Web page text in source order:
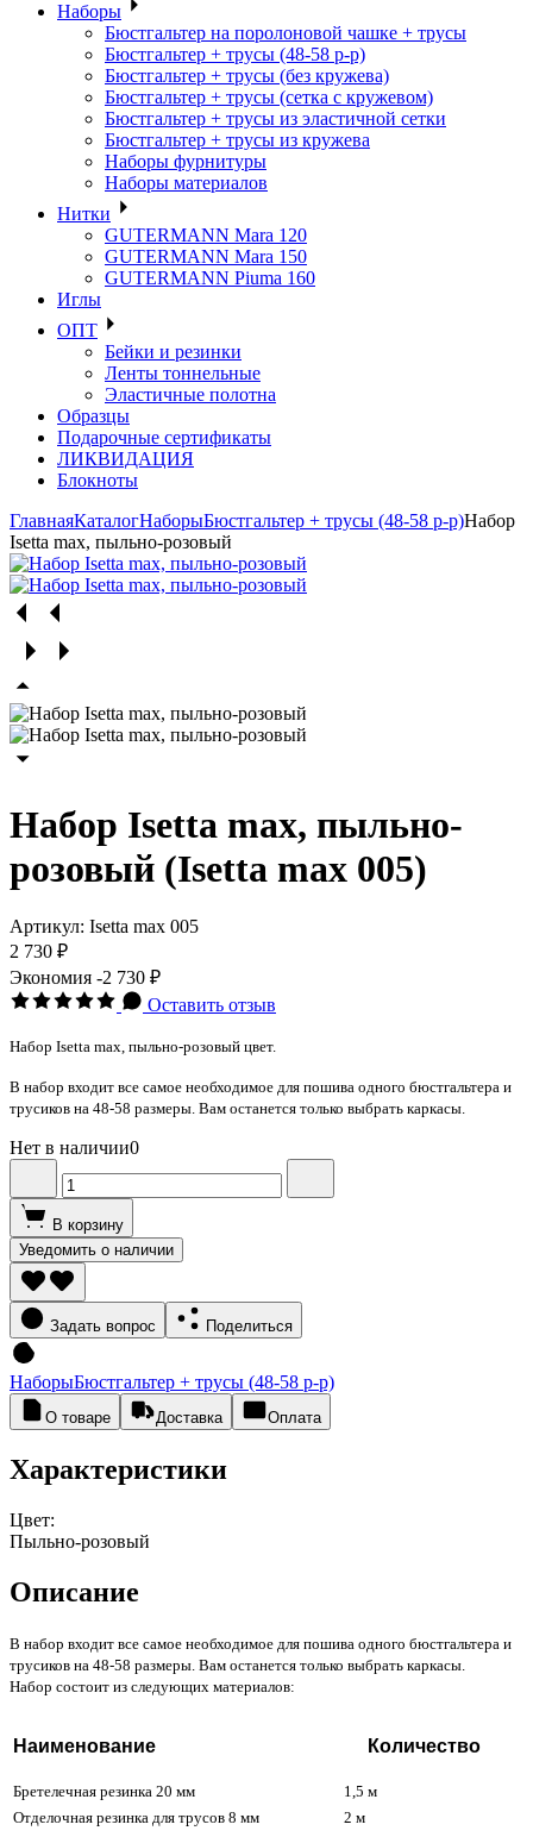
Наборы
Бюстгальтер на поролоновой чашке + трусы
Бюстгальтер + трусы (48-58 р-р)
Бюстгальтер + трусы (без кружева)
Бюстгальтер + трусы (сетка с кружевом)
Бюстгальтер + трусы из эластичной сетки
Бюстгальтер + трусы из кружева
Наборы фурнитуры
Наборы материалов
Нитки
GUTERMANN Mara 120
GUTERMANN Mara 150
GUTERMANN Piuma 160
Иглы
ОПТ
Бейки и резинки
Ленты тоннельные
Эластичные полотна
Образцы
Подарочные сертификаты
ЛИКВИДАЦИЯ
Блокноты
ГлавнаяКаталогНаборыБюстгальтер + трусы (48-58 р-р)Набор
Isetta max, пыльно-розовый
Набор Isetta max, пыльно-
розовый (Isetta max 005)
Артикул: Isetta max 005
2 730 ₽
Экономия -2 730 ₽
Оставить отзыв
Набор Isetta max, пыльно-розовый цвет.
В набор входит все самое необходимое для пошива одного бюстгальтера и
трусиков на 48-58 размеры. Вам останется только выбрать каркасы.
Нет в наличии0
В корзину
Уведомить о наличии
Задать вопрос Поделиться
НаборыБюстгальтер + трусы (48-58 р-р)
О товаре Доставка Оплата
Характеристики
Цвет:
Пыльно-розовый
Описание
В набор входит все самое необходимое для пошива одного бюстгальтера и
трусиков на 48-58 размеры. Вам останется только выбрать каркасы.
Набор состоит из следующих материалов:
Наименование Количество
Бретелечная резинка 20 мм
1,5 м
Отделочная резинка для трусов 8 мм
2 м